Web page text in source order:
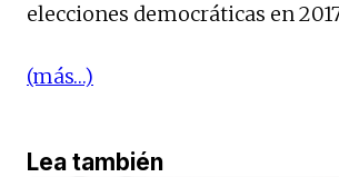
elecciones democráticas en
(más…)
Lea también